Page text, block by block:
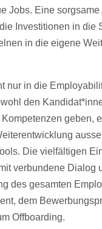
Jobs. Eine
Investitionen in die
in die eigene
nur in die
den
geben,
Die vielfältigen
verbundene Dialog
des gesamten
dem
Offboarding.